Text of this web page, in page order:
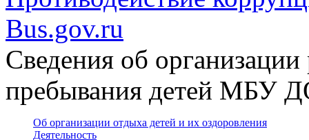
Bus.gov.ru
Сведения об
пребывания детей
Об организации отдыха детей и их оздоровления
Деятельность